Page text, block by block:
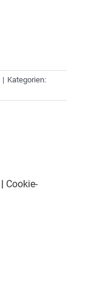
| Kategorien:
| Cookie-